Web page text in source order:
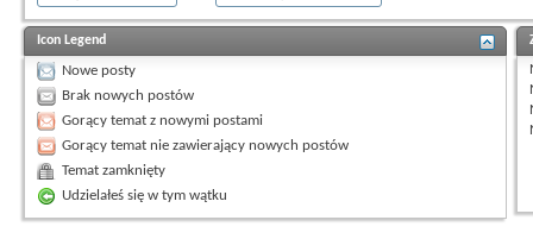
Icon Legend
Nowe posty
Brak nowych postów
Gorący temat z nowymi postami
Gorący temat nie zawierający nowych postów
Temat zamknięty
Udzielałeś się w tym wątku